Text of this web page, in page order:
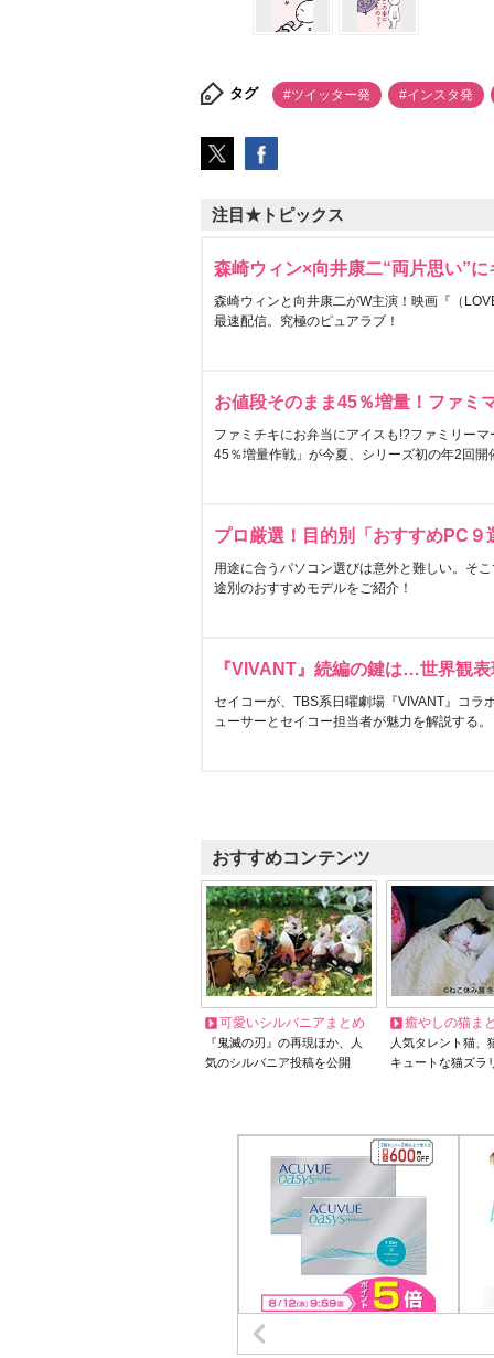
タグ #ツイッター発 #インスタ発
注目★トピックス
森崎ウィン×向井康二“両片思い”
森崎ウィンと向井康二がW主演！映画『（
最速配信。究極のピュアラブ！
お値段そのまま45％増量！ファミ
ファミチキにお弁当にアイスも!?ファミリー
45％増量作戦」が今夏、シリーズ初の年2回開
プロ厳選！目的別「おすすめPC９
用途に合うパソコン選びは意外と難しい。そ
途別のおすすめモデルをご紹介！
『VIVANT』続編の鍵は…世界観
セイコーが、TBS系日曜劇場『VIVANT』コラ
ューサーとセイコー担当者が魅力を解説する。
おすすめコンテンツ
可愛いシルバニアまとめ
『鬼滅の刃』の再現ほか、人
気のシルバニア投稿を公開
癒やしの猫ま
人気タレント猫
キュートな猫ズラ